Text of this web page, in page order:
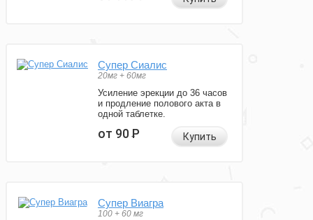
Супер Сиалис
20мг + 60мг
Усиление эрекции до 36 часов
и продление полового акта в
одной таблетке.
от 90Р Купить
Супер Виагра
100 + 60 мг